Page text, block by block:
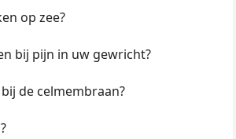
op zee?
bij pijn in uw gewricht?
de celmembraan?